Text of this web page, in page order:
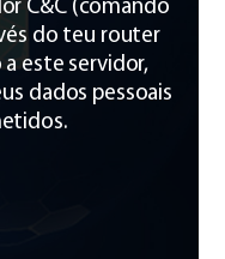
C&C (comando
do teu router
a este servidor,
dados pessoais